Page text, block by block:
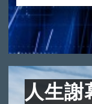
人生謝